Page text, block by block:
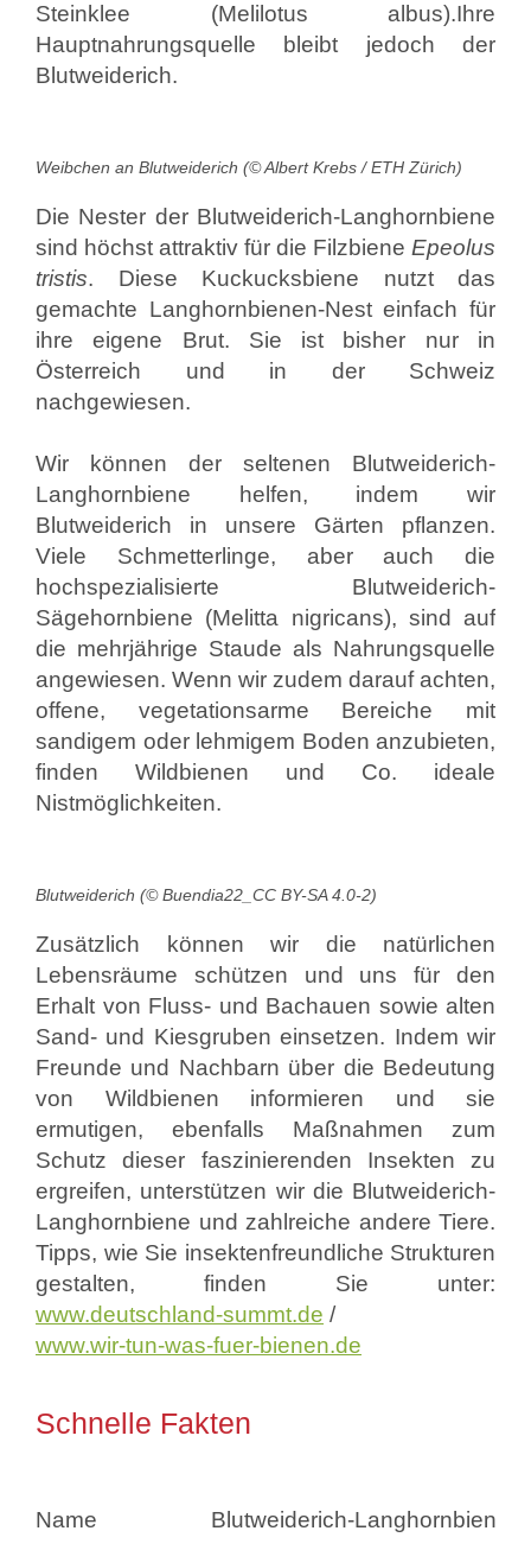
Steinklee (Melilotus albus).Ihre
Hauptnahrungsquelle bleibt jedoch der
Blutweiderich.
Weibchen an Blutweiderich (© Albert Krebs / ETH Zürich)
Die Nester der Blutweiderich-Langhornbiene
sind höchst attraktiv für die Filzbiene Epeolus
tristis. Diese Kuckucksbiene nutzt das
gemachte Langhornbienen-Nest einfach für
ihre eigene Brut. Sie ist bisher nur in
Österreich und in der Schweiz
nachgewiesen.
Wir können der seltenen Blutweiderich-
Langhornbiene helfen, indem wir
Blutweiderich in unsere Gärten pflanzen.
Viele Schmetterlinge, aber auch die
hochspezialisierte Blutweiderich-
Sägehornbiene (Melitta nigricans), sind auf
die mehrjährige Staude als Nahrungsquelle
angewiesen. Wenn wir zudem darauf achten,
offene, vegetationsarme Bereiche mit
sandigem oder lehmigem Boden anzubieten,
finden Wildbienen und Co. ideale
Nistmöglichkeiten.
Blutweiderich (© Buendia22_CC BY-SA 4.0-2)
Zusätzlich können wir die natürlichen
Lebensräume schützen und uns für den
Erhalt von Fluss- und Bachauen sowie alten
Sand- und Kiesgruben einsetzen. Indem wir
Freunde und Nachbarn über die Bedeutung
von Wildbienen informieren und sie
ermutigen, ebenfalls Maßnahmen zum
Schutz dieser faszinierenden Insekten zu
ergreifen, unterstützen wir die Blutweiderich-
Langhornbiene und zahlreiche andere Tiere.
Tipps, wie Sie insektenfreundliche Strukturen
gestalten, finden Sie unter:
www.deutschland-summt.de /
www.wir-tun-was-fuer-bienen.de
Schnelle Fakten
Name Blutweiderich-Langhornbiene (